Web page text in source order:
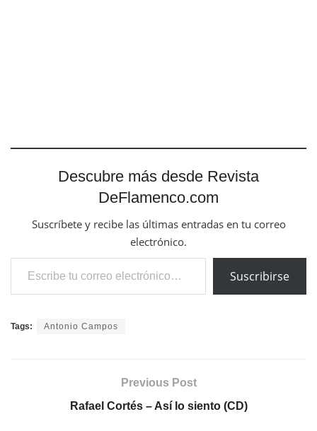
Descubre más desde Revista
DeFlamenco.com
Suscríbete y recibe las últimas entradas en tu correo
electrónico.
Escribe tu correo electrónico…
Suscribirse
Tags: Antonio Campos
Previous Post
Rafael Cortés – Así lo siento (CD)